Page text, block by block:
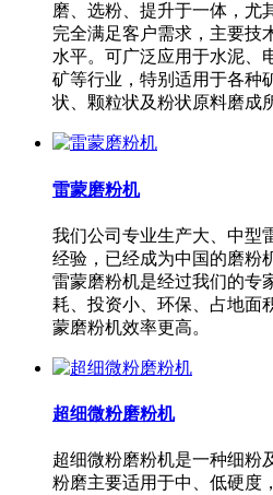
磨、选粉、提升于一体，尤
完全满足客户需求，主要技
水平。可广泛应用于水泥、
矿等行业，特别适用于各种
状、颗粒状及粉状原料磨成
雷蒙磨粉机
我们公司专业生产大、中型
经验，已经成为中国的磨粉
雷蒙磨粉机是经过我们的专
耗、投资小、环保、占地面
蒙磨粉机效率更高。
超细微粉磨粉机
超细微粉磨粉机是一种细粉
粉磨主要适用于中、低硬度